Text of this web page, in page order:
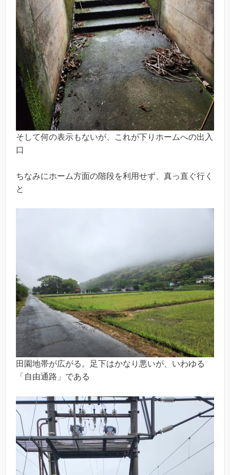
そして何の表示もないが、これが下りホームへの出入
口
ちなみにホーム方面の階段を利用せず、真っ直ぐ行く
と
田園地帯が広がる。足下はかなり悪いが、いわゆる
「自由通路」である